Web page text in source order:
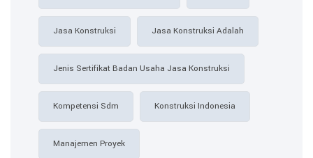
Jasa Konstruksi Jasa Konstruksi Adalah
Jenis Sertifikat Badan Usaha Jasa Konstruksi
Kompetensi Sdm Konstruksi Indonesia
Manajemen Proyek